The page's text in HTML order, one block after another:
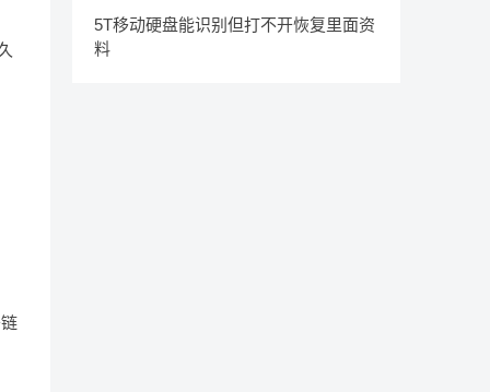
5T移动硬盘能识别但打不开恢复里面资
料